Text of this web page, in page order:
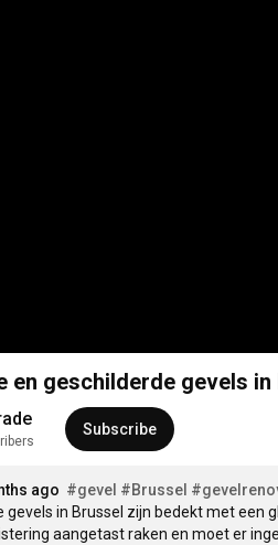
en geschilderde gevels
Subscribe
ago #gevel #Brussel
gevels in Brussel zijn bedekt met
aangetast raken en moet er